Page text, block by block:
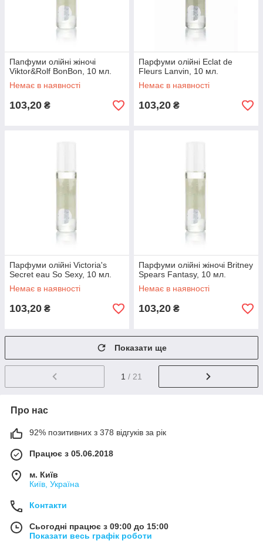
Папфуми олійні жіночі
Viktor&Rolf BonBon, 10 мл.
Немає в наявності
103,20 ₴
Парфуми олійні Eclat de
Fleurs Lanvin, 10 мл.
Немає в наявності
103,20 ₴
Парфуми олійні Victoria's
Secret eau So Sexy, 10 мл.
Немає в наявності
103,20 ₴
Парфуми олійні жіночі Britney
Spears Fantasy, 10 мл.
Немає в наявності
103,20 ₴
Показати ще
1 / 21
Про нас
92% позитивних з 378 відгуків за рік
Працює з 05.06.2018
м. Київ
Київ, Україна
Контакти
Сьогодні працює з 09:00 до 15:00
Показати весь графік роботи